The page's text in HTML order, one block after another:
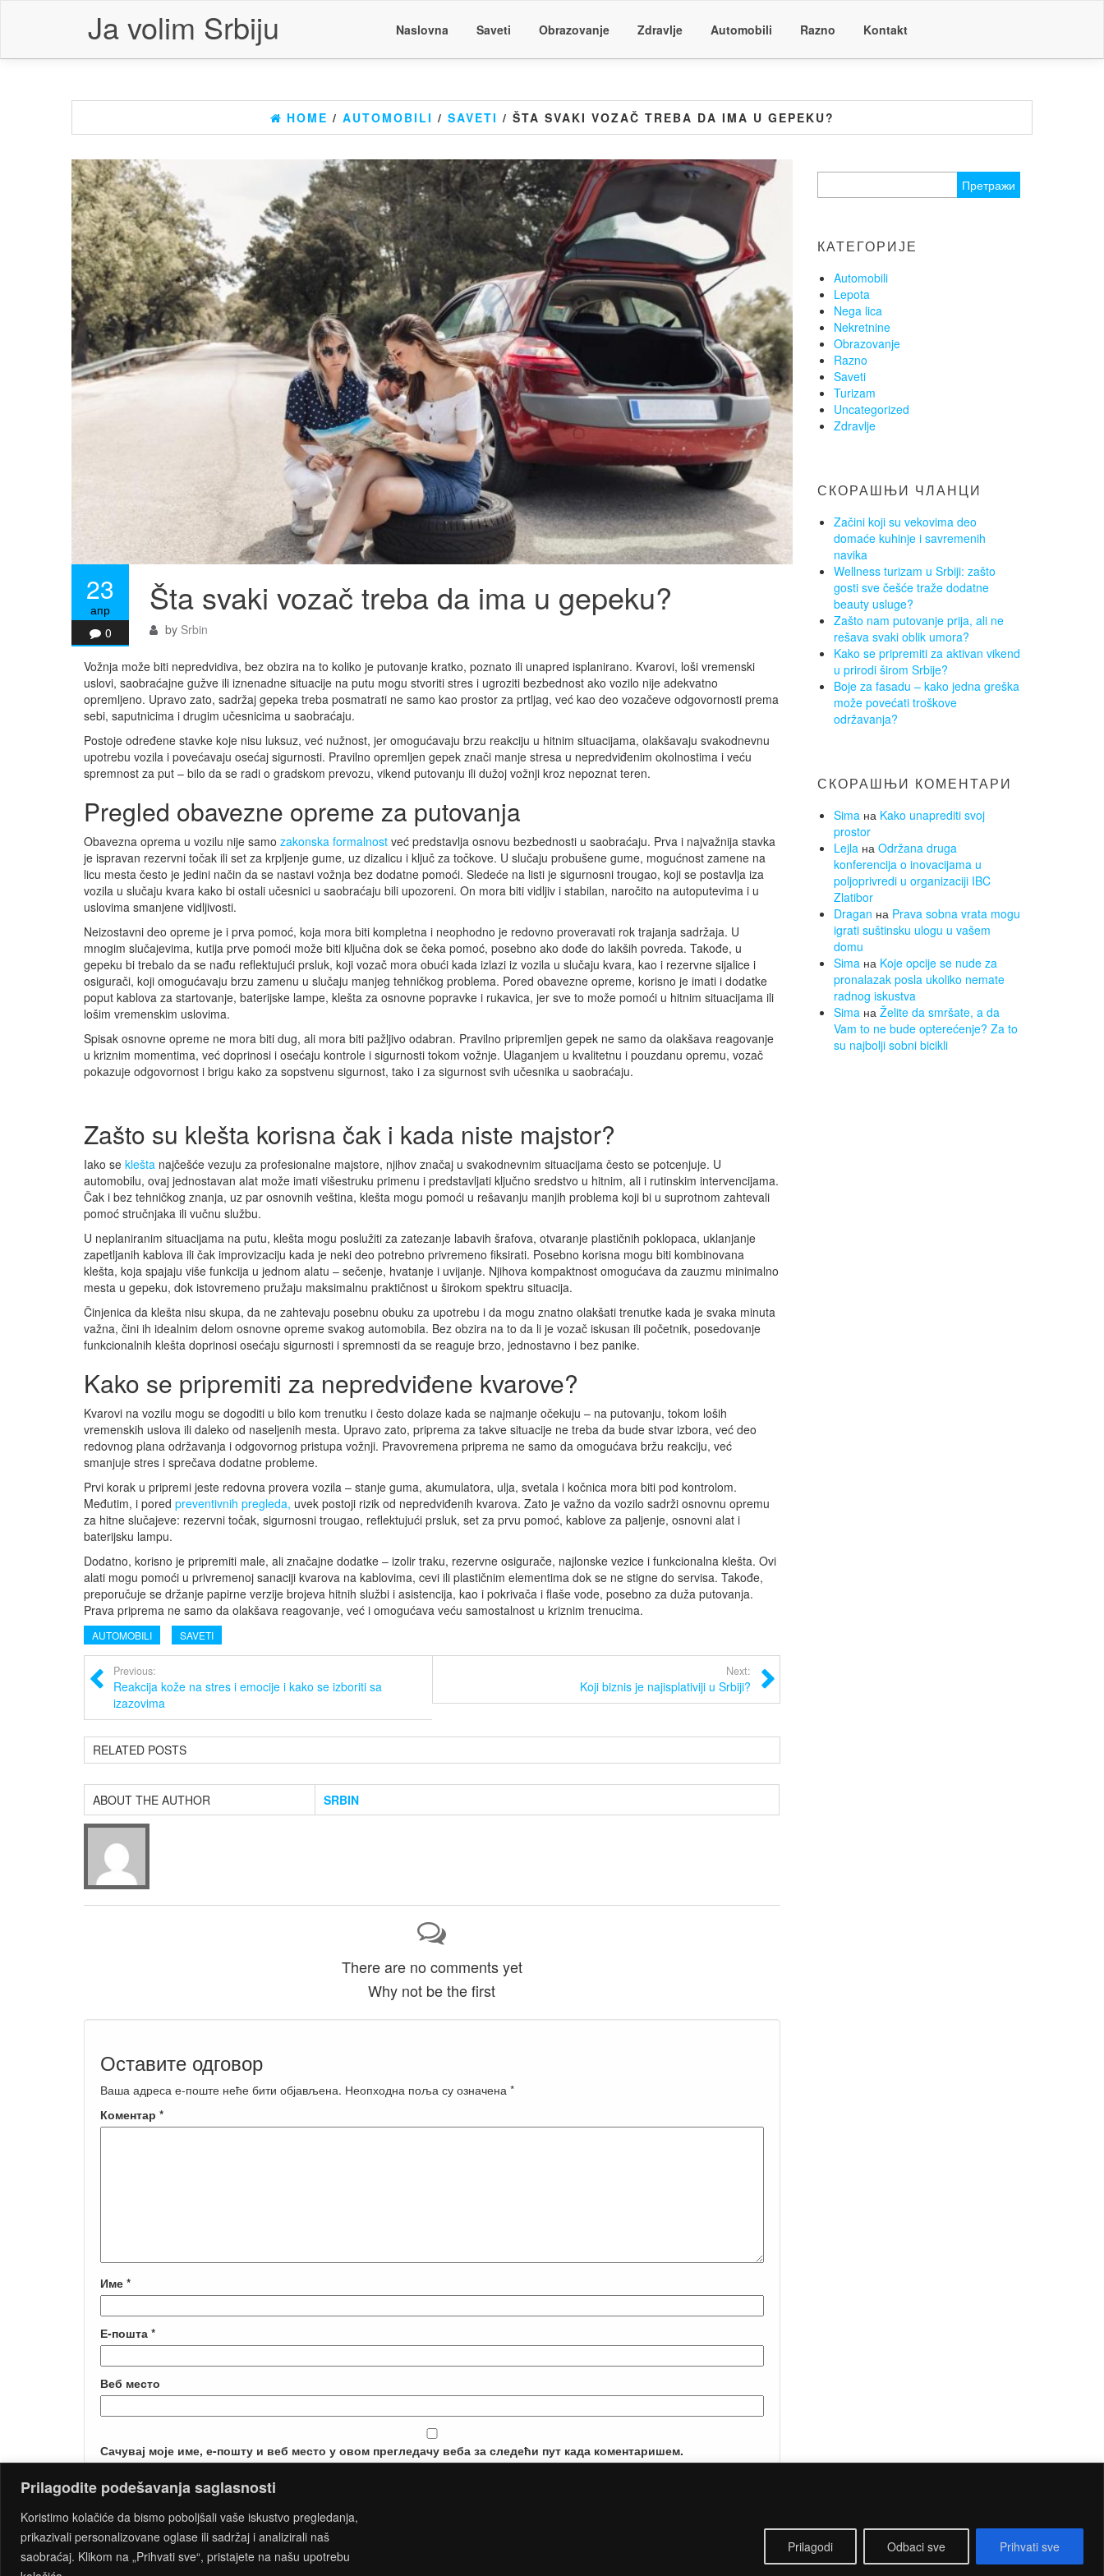
Prilagodite podešavanja saglasnosti
Koristimo kolačiće da bismo poboljšali vaše iskustvo pregledanja,
prikazivali personalizovane oglase ili sadržaj i analizirali naš
saobraćaj. Klikom na „Prihvati sve“, pristajete na našu upotrebu
Prilagodi Odbaci sve Prihvati sve
content
Ja volim Srbiju Naslovna Saveti Obrazovanje Zdravlje Automobili Razno Kontakt
HOME / AUTOMOBILI / SAVETI / ŠTA SVAKI VOZAČ TREBA DA IMA U GEPEKU?
23
апр
0
Šta svaki vozač treba da ima u gepeku?
by Srbin
Vožnja može biti nepredvidiva, bez obzira na to koliko je putovanje kratko, poznato ili unapred isplanirano. Kvarovi, loši vremenski
uslovi, saobraćajne gužve ili iznenadne situacije na putu mogu stvoriti stres i ugroziti bezbednost ako vozilo nije adekvatno
opremljeno. Upravo zato, sadržaj gepeka treba posmatrati ne samo kao prostor za prtljag, već kao deo vozačeve odgovornosti prema
sebi, saputnicima i drugim učesnicima u saobraćaju.
Postoje određene stavke koje nisu luksuz, već nužnost, jer omogućavaju brzu reakciju u hitnim situacijama, olakšavaju svakodnevnu
upotrebu vozila i povećavaju osećaj sigurnosti. Pravilno opremljen gepek znači manje stresa u nepredviđenim okolnostima i veću
spremnost za put – bilo da se radi o gradskom prevozu, vikend putovanju ili dužoj vožnji kroz nepoznat teren.
Pregled obavezne opreme za putovanja
Obavezna oprema u vozilu nije samo zakonska formalnost već predstavlja osnovu bezbednosti u saobraćaju. Prva i najvažnija stavka
je ispravan rezervni točak ili set za krpljenje gume, uz dizalicu i ključ za točkove. U slučaju probušene gume, mogućnost zamene na
licu mesta često je jedini način da se nastavi vožnja bez dodatne pomoći. Sledeće na listi je sigurnosni trougao, koji se postavlja iza
vozila u slučaju kvara kako bi ostali učesnici u saobraćaju bili upozoreni. On mora biti vidljiv i stabilan, naročito na autoputevima i u
uslovima smanjene vidljivosti.
Neizostavni deo opreme je i prva pomoć, koja mora biti kompletna i neophodno je redovno proveravati rok trajanja sadržaja. U
mnogim slučajevima, kutija prve pomoći može biti ključna dok se čeka pomoć, posebno ako dođe do lakših povreda. Takođe, u
gepeku bi trebalo da se nađu reflektujući prsluk, koji vozač mora obući kada izlazi iz vozila u slučaju kvara, kao i rezervne sijalice i
osigurači, koji omogućavaju brzu zamenu u slučaju manjeg tehničkog problema. Pored obavezne opreme, korisno je imati i dodatke
poput kablova za startovanje, baterijske lampe, klešta za osnovne popravke i rukavica, jer sve to može pomoći u hitnim situacijama ili
lošim vremenskim uslovima.
Spisak osnovne opreme ne mora biti dug, ali mora biti pažljivo odabran. Pravilno pripremljen gepek ne samo da olakšava reagovanje
u kriznim momentima, već doprinosi i osećaju kontrole i sigurnosti tokom vožnje. Ulaganjem u kvalitetnu i pouzdanu opremu, vozač
pokazuje odgovornost i brigu kako za sopstvenu sigurnost, tako i za sigurnost svih učesnika u saobraćaju.
Zašto su klešta korisna čak i kada niste majstor?
Iako se klešta najčešće vezuju za profesionalne majstore, njihov značaj u svakodnevnim situacijama često se potcenjuje. U
automobilu, ovaj jednostavan alat može imati višestruku primenu i predstavljati ključno sredstvo u hitnim, ali i rutinskim intervencijama.
Čak i bez tehničkog znanja, uz par osnovnih veština, klešta mogu pomoći u rešavanju manjih problema koji bi u suprotnom zahtevali
pomoć stručnjaka ili vučnu službu.
U neplaniranim situacijama na putu, klešta mogu poslužiti za zatezanje labavih šrafova, otvaranje plastičnih poklopaca, uklanjanje
zapetljanih kablova ili čak improvizaciju kada je neki deo potrebno privremeno fiksirati. Posebno korisna mogu biti kombinovana
klešta, koja spajaju više funkcija u jednom alatu – sečenje, hvatanje i uvijanje. Njihova kompaktnost omogućava da zauzmu minimalno
mesta u gepeku, dok istovremeno pružaju maksimalnu praktičnost u širokom spektru situacija.
Činjenica da klešta nisu skupa, da ne zahtevaju posebnu obuku za upotrebu i da mogu znatno olakšati trenutke kada je svaka minuta
važna, čini ih idealnim delom osnovne opreme svakog automobila. Bez obzira na to da li je vozač iskusan ili početnik, posedovanje
funkcionalnih klešta doprinosi osećaju sigurnosti i spremnosti da se reaguje brzo, jednostavno i bez panike.
Kako se pripremiti za nepredviđene kvarove?
Kvarovi na vozilu mogu se dogoditi u bilo kom trenutku i često dolaze kada se najmanje očekuju – na putovanju, tokom loših
vremenskih uslova ili daleko od naseljenih mesta. Upravo zato, priprema za takve situacije ne treba da bude stvar izbora, već deo
redovnog plana održavanja i odgovornog pristupa vožnji. Pravovremena priprema ne samo da omogućava bržu reakciju, već
smanjuje stres i sprečava dodatne probleme.
Prvi korak u pripremi jeste redovna provera vozila – stanje guma, akumulatora, ulja, svetala i kočnica mora biti pod kontrolom.
Međutim, i pored preventivnih pregleda, uvek postoji rizik od nepredviđenih kvarova. Zato je važno da vozilo sadrži osnovnu opremu
za hitne slučajeve: rezervni točak, sigurnosni trougao, reflektujući prsluk, set za prvu pomoć, kablove za paljenje, osnovni alat i
baterijsku lampu.
Dodatno, korisno je pripremiti male, ali značajne dodatke – izolir traku, rezervne osigurače, najlonske vezice i funkcionalna klešta. Ovi
alati mogu pomoći u privremenoj sanaciji kvarova na kablovima, cevi ili plastičnim elementima dok se ne stigne do servisa. Takođe,
preporučuje se držanje papirne verzije brojeva hitnih službi i asistencija, kao i pokrivača i flaše vode, posebno za duža putovanja.
Prava priprema ne samo da olakšava reagovanje, već i omogućava veću samostalnost u kriznim trenucima.
AUTOMOBILI SAVETI
Previous:
Reakcija kože na stres i emocije i kako se izboriti sa
izazovima
Next:
Koji biznis je najisplativiji u Srbiji?
RELATED POSTS
ABOUT THE AUTHOR SRBIN
There are no comments yet
Why not be the first
Оставите одговор
Ваша адреса е-поште неће бити објављена. Неопходна поља су означена *
Коментар *
Име *
Е-пошта *
Веб место
Сачувај моје име, е-пошту и веб место у овом прегледачу веба за следећи пут када коментаришем.
за:
КАТЕГОРИЈЕ
Automobili
Lepota
Nega lica
Nekretnine
Obrazovanje
Razno
Saveti
Turizam
Uncategorized
Zdravlje
СКОРАШЊИ ЧЛАНЦИ
Začini koji su vekovima deo
domaće kuhinje i savremenih
navika
Wellness turizam u Srbiji: zašto
gosti sve češće traže dodatne
beauty usluge?
Zašto nam putovanje prija, ali ne
rešava svaki oblik umora?
Kako se pripremiti za aktivan vikend
u prirodi širom Srbije?
Boje za fasadu – kako jedna greška
može povećati troškove
održavanja?
СКОРАШЊИ КОМЕНТАРИ
Simaна Kako unaprediti svoj
prostor
Lejlaна Održana druga
konferencija o inovacijama u
poljoprivredi u organizaciji IBC
Zlatibor
Dragan на Prava sobna vrata mogu
igrati suštinsku ulogu u vašem
domu
Simaна Koje opcije se nude za
pronalazak posla ukoliko nemate
radnog iskustva
Simaна Želite da smršate, a da
Vam to ne bude opterećenje? Za to
su najbolji sobni bicikli
PROUDLY POWERED BY BY THEMES4WP